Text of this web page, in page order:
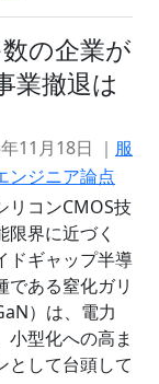
の企業が
業撤退は
11月18日 ｜ 服
ンジニア論点
リコンCMOS技
限界に近づく
ドギャップ半導
である窒化ガリ
）は、電力
小型化への高ま
として台頭して